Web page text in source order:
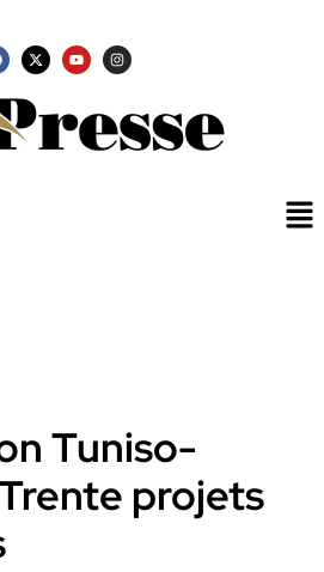
Tuniso-
projets